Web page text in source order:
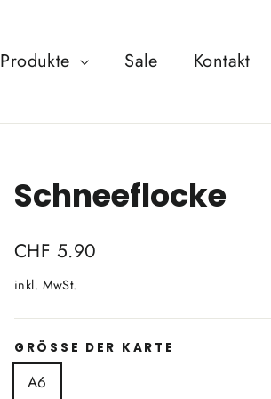
Produkte Sale Kontakt
Schneeflocke
Normaler
CHF 5.90
inkl. MwSt.
GRÖSSE DER KARTE
A6